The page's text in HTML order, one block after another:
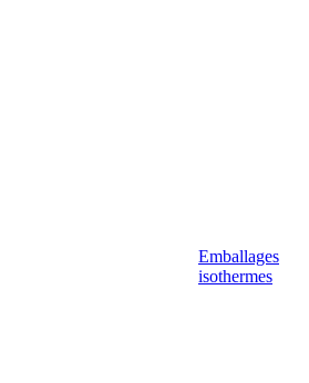
Emballages
isothermes